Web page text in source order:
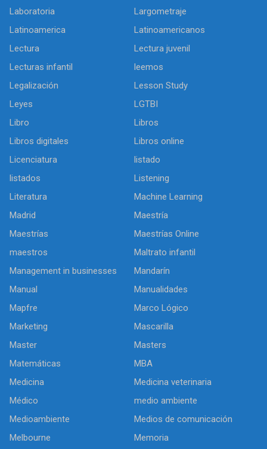
Laboratoria
Largometraje
Latinoamerica
Latinoamericanos
Lectura
Lectura juvenil
Lecturas infantil
leemos
Legalización
Lesson Study
Leyes
LGTBI
Libro
Libros
Libros digitales
Libros online
Licenciatura
listado
listados
Listening
Literatura
Machine Learning
Madrid
Maestría
Maestrías
Maestrías Online
maestros
Maltrato infantil
Management in businesses
Mandarín
Manual
Manualidades
Mapfre
Marco Lógico
Marketing
Mascarilla
Master
Masters
Matemáticas
MBA
Medicina
Medicina veterinaria
Médico
medio ambiente
Medioambiente
Medios de comunicación
Melbourne
Memoria